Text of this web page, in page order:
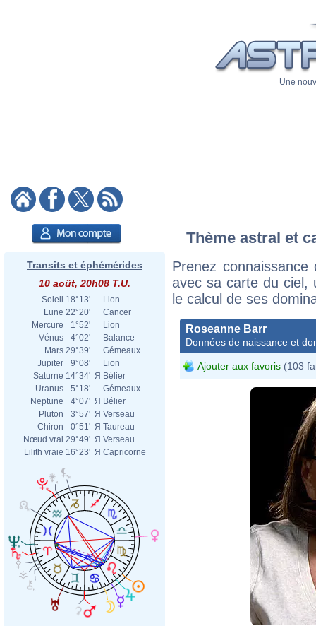
Une
Transits et éphémérides
10 août, 20h08 T.U.
Soleil 18°13'
Lion
Lune 22°20'
Cancer
Mercure
1°52'
Lion
Vénus
4°02'
Balance
Mars 29°39'
Gémeaux
Jupiter
9°08'
Lion
Saturne 14°34' Я Bélier
Uranus
5°18'
Gémeaux
Neptune
4°07' Я Bélier
Pluton
3°57' Я Verseau
Chiron
0°51' Я Taureau
Nœud vrai 29°49' Я Verseau
Lilith vraie 16°23' Я Capricorne
Thème astral et
Prenez
avec sa carte du ciel,
le calcul de ses
Roseanne Barr
Données de naissance et
Ajouter aux favoris (103